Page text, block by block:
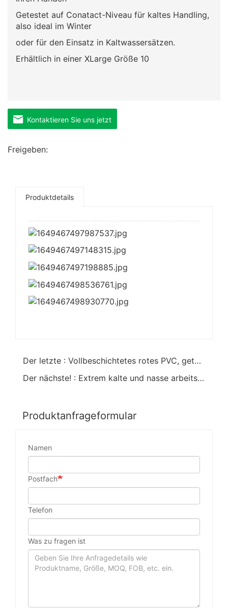
Getestet auf Conatact-Niveau für kaltes Handling,
also ideal im Winter
oder für den Einsatz in Kaltwassersätzen.
Erhältlich in einer XLarge Größe 10
Kontaktieren Sie uns jetzt
Freigeben:
Produktdetails
Der letzte : Vollbeschichtetes rotes PVC, getaucht mit mittelschweren Strickhandschuhen am Handgelenk
Der nächste! : Extrem kalte und nasse arbeitssichere Stulpen
Produktanfrageformular
Namen
Postfach
Telefon
Was zu fragen ist